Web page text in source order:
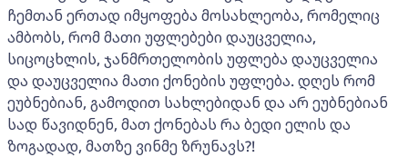
ჩემთან ერთად იმყოფება მოსახლეობა, რომელიც
ამბობს, რომ მათი უფლებები დაუცველია,
სიცოცხლის, ჯანმრთელობის უფლება დაუცველია
და დაუცველია მათი ქონების უფლება. დღეს რომ
ეუბნებიან, გამოდით სახლებიდან და არ ეუბნებიან
სად წავიდნენ, მათ ქონებას რა ბედი ელის და
ზოგადად, მათზე ვინმე ზრუნავს?!